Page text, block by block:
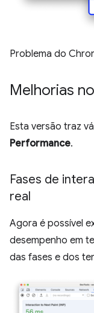
Problema do
Melhorias
Esta versão traz
Performance.
Fases de
real
Agora é possível
desempenho em
das fases e dos